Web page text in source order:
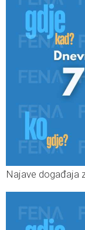
Najave događaja